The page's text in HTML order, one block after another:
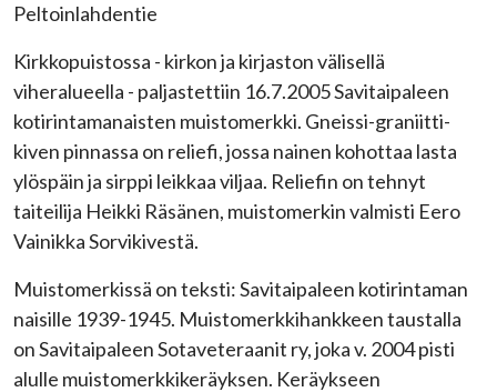
Peltoinlahdentie
Kirkkopuistossa - kirkon ja kirjaston välisellä
viheralueella - paljastettiin 16.7.2005 Savitaipaleen
kotirintamanaisten muistomerkki. Gneissi-graniitti-
kiven pinnassa on reliefi, jossa nainen kohottaa lasta
ylöspäin ja sirppi leikkaa viljaa. Reliefin on tehnyt
taiteilija Heikki Räsänen, muistomerkin valmisti Eero
Vainikka Sorvikivestä.
Muistomerkissä on teksti: Savitaipaleen kotirintaman
naisille 1939-1945. Muistomerkkihankkeen taustalla
on Savitaipaleen Sotaveteraanit ry, joka v. 2004 pisti
alulle muistomerkkikeräyksen. Keräykseen